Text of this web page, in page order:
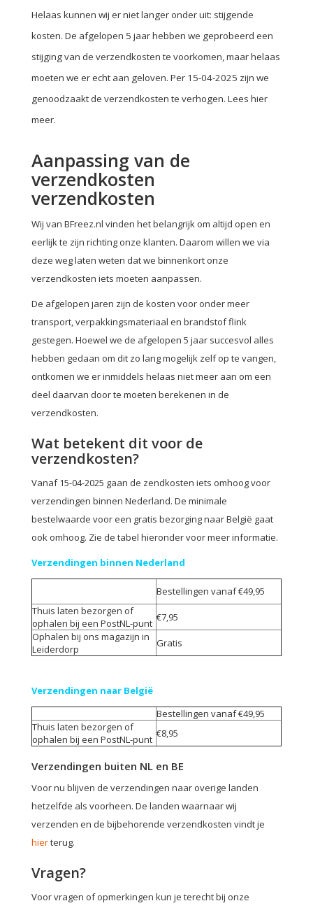
Helaas kunnen wij er niet langer onder uit: stijgende
kosten. De afgelopen 5 jaar hebben we geprobeerd een
stijging van de verzendkosten te voorkomen, maar helaas
moeten we er echt aan geloven. Per 15-04-2025 zijn we
genoodzaakt de verzendkosten te verhogen. Lees hier
meer.
Aanpassing van de
verzendkosten
verzendkosten
Wij van BFreez.nl vinden het belangrijk om altijd open en
eerlijk te zijn richting onze klanten. Daarom willen we via
deze weg laten weten dat we binnenkort onze
verzendkosten iets moeten aanpassen.
De afgelopen jaren zijn de kosten voor onder meer
transport, verpakkingsmateriaal en brandstof flink
gestegen. Hoewel we de afgelopen 5 jaar succesvol alles
hebben gedaan om dit zo lang mogelijk zelf op te vangen,
ontkomen we er inmiddels helaas niet meer aan om een
deel daarvan door te moeten berekenen in de
verzendkosten.
Wat betekent dit voor de
verzendkosten?
Vanaf 15-04-2025 gaan de zendkosten iets omhoog voor
verzendingen binnen Nederland. De minimale
bestelwaarde voor een gratis bezorging naar België gaat
ook omhoog. Zie de tabel hieronder voor meer informatie.
Verzendingen binnen Nederland
Bestellingen vanaf €49,95
Thuis laten bezorgen of
ophalen bij een PostNL-punt €7,95
Ophalen bij ons magazijn in
Leiderdorp
Gratis
Verzendingen naar België
Bestellingen vanaf €49,95
Thuis laten bezorgen of
ophalen bij een PostNL-punt €8,95
Verzendingen buiten NL en BE
Voor nu blijven de verzendingen naar overige landen
hetzelfde als voorheen. De landen waarnaar wij
verzenden en de bijbehorende verzendkosten vindt je
hierterug.
Vragen?
Voor vragen of opmerkingen kun je terecht bij onze